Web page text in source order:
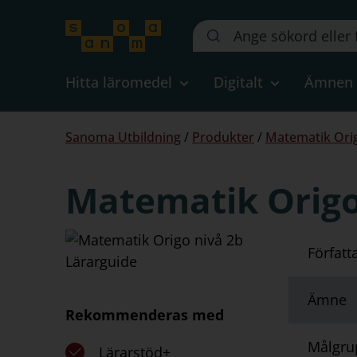
Sök
på
webbplatsen::
Hitta läromedel Digitalt Ämnen
Du
Sanoma Utbildning / Produkter / Matematik
Matematik
Rekommenderas med
Lärarstöd+
Ämne